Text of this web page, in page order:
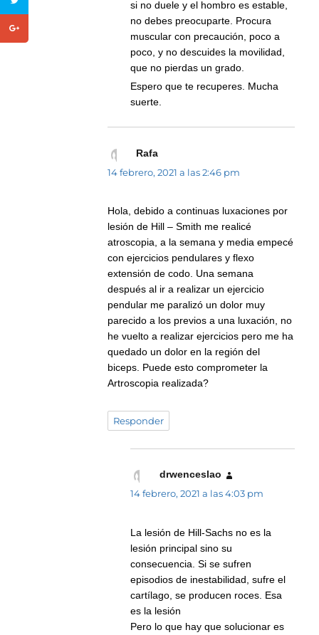
si no duele y el hombro es estable,
no debes preocuparte. Procura
muscular con precaución, poco a
poco, y no descuides la movilidad,
que no pierdas un grado.
Espero que te recuperes. Mucha
suerte.
Rafa
14 febrero, 2021 a las 2:46 pm
Hola, debido a continuas luxaciones por
lesión de Hill – Smith me realicé
atroscopia, a la semana y media empecé
con ejercicios pendulares y flexo
extensión de codo. Una semana
después al ir a realizar un ejercicio
pendular me paralizó un dolor muy
parecido a los previos a una luxación, no
he vuelto a realizar ejercicios pero me ha
quedado un dolor en la región del
biceps. Puede esto comprometer la
Artroscopia realizada?
Responder
drwenceslao
14 febrero, 2021 a las 4:03 pm
La lesión de Hill-Sachs no es la
lesión principal sino su
consecuencia. Si se sufren
episodios de inestabilidad, sufre el
cartílago, se producen roces. Esa
es la lesión
Pero lo que hay que solucionar es